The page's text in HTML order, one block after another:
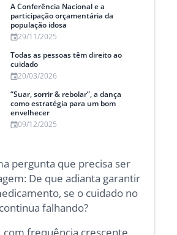
A Conferência Nacional e a
participação orçamentária da
população idosa
29/11/2025
Todas as pessoas têm direito ao
cuidado
20/03/2026
“Suar, sorrir & rebolar”, a dança
como estratégia para um bom
envelhecer
09/12/2025
pergunta que precisa ser
De que adianta garantir
se o cuidado no
falhando?
com frequência crescente,